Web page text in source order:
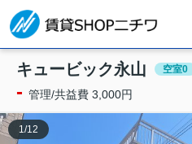
キュービック永山 空室0
- 管理/共益費 3,000円
1 /12